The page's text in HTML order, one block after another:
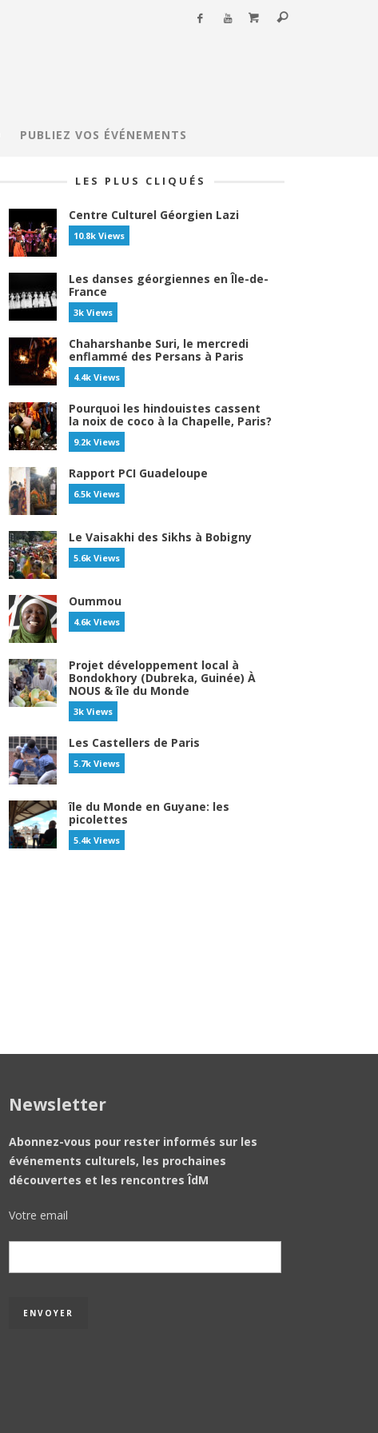
PUBLIEZ VOS ÉVÉNEMENTS
LES PLUS CLIQUÉS
Centre Culturel Géorgien Lazi
10.8k Views
Les danses géorgiennes en Île-de-
France
3k Views
Chaharshanbe Suri, le mercredi
enflammé des Persans à Paris
4.4k Views
Pourquoi les hindouistes cassent
la noix de coco à la Chapelle, Paris?
9.2k Views
Rapport PCI Guadeloupe
6.5k Views
Le Vaisakhi des Sikhs à Bobigny
5.6k Views
Oummou
4.6k Views
Projet développement local à
Bondokhory (Dubreka, Guinée) À
NOUS & île du Monde
3k Views
Les Castellers de Paris
5.7k Views
île du Monde en Guyane: les
picolettes
5.4k Views
Newsletter
Abonnez-vous pour rester informés sur les
événements culturels, les prochaines
découvertes et les rencontres ÎdM
Votre email